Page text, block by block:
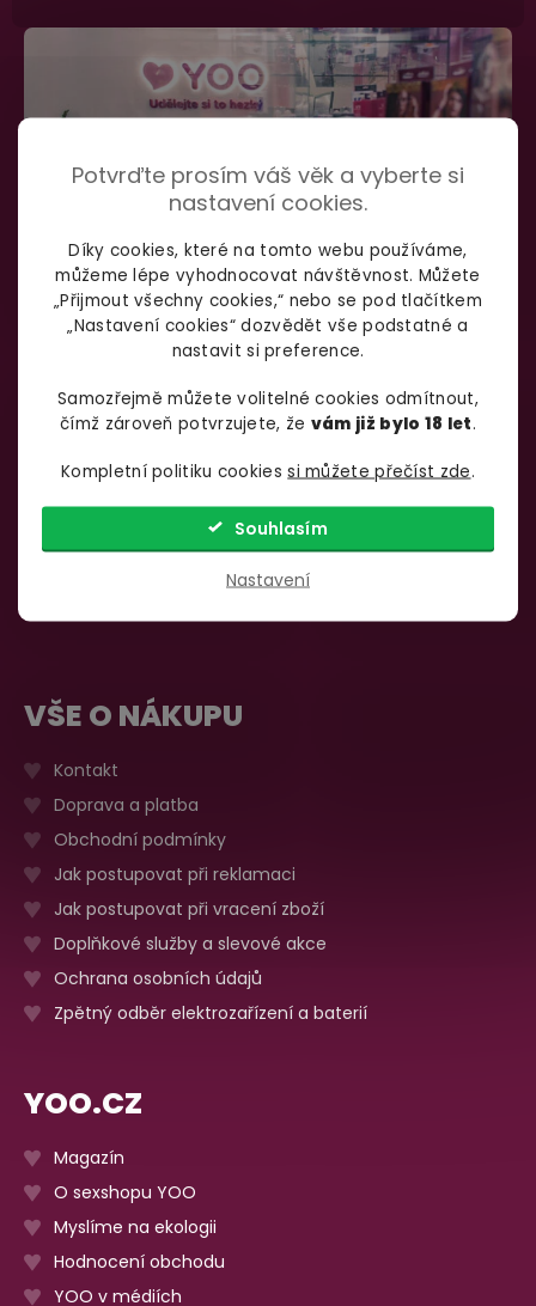
Potvrďte prosím váš věk a vyberte si
nastavení cookies.
Díky cookies, které na tomto webu používáme,
můžeme lépe vyhodnocovat návštěvnost. Můžete
„Přijmout všechny cookies,“ nebo se pod tlačítkem
„Nastavení cookies“ dozvědět vše podstatné a
nastavit si preference.
Samozřejmě můžete volitelné cookies odmítnout,
čímž zároveň potvrzujete, že vám již bylo 18 let.
Kompletní politiku cookiessi můžete přečíst zde.
Nastavení
Souhlasím
SHOWROOM BRNO
info@yoo.cz
735 876 206
7:00 – 18:00
Sobota, neděle
Zavřeno
VŠE O NÁKUPU
Kontakt
Doprava a platba
Obchodní podmínky
Jak postupovat při reklamaci
Jak postupovat při vracení zboží
Doplňkové služby a slevové akce
Ochrana osobních údajů
Zpětný odběr elektrozařízení a baterií
YOO.CZ
Magazín
O sexshopu YOO
Myslíme na ekologii
Hodnocení obchodu
YOO v médiích